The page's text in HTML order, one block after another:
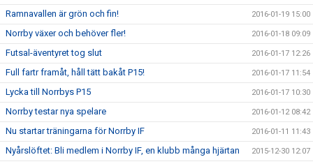
Ramnavallen är grön och fin! 2016-01-19 15:00
Norrby växer och behöver fler! 2016-01-18 09:09
Futsal-äventyret tog slut 2016-01-17 12:26
Full fartr framåt, håll tätt bakåt P15! 2016-01-17 11:54
Lycka till Norrbys P15 2016-01-17 10:30
Norrby testar nya spelare 2016-01-12 08:42
Nu startar träningarna för Norrby IF 2016-01-11 11:43
Nyårslöftet: Bli medlem i Norrby IF, en klubb många hjärtan 2015-12-30 12:07